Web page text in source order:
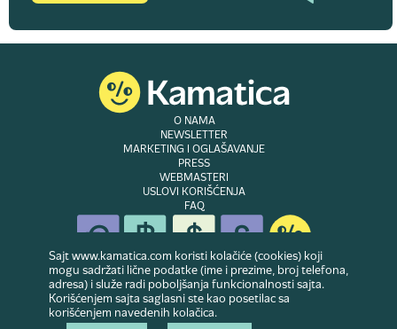
O NAMA
NEWSLETTER
MARKETING I OGLAŠAVANJE
PRESS
WEBMASTERI
USLOVI KORIŠĆENJA
FAQ
© Copyright 2007-2026. Website developed & owned byDubes doo
zadržana
Sajt www.kamatica.com koristi kolačiće (cookies) koji
mogu sadržati lične podatke (ime i prezime, broj telefona,
adresa) i služe radi poboljšanja funkcionalnosti sajta.
Korišćenjem sajta saglasni ste kao posetilac sa
korišćenjem navedenih kolačica.